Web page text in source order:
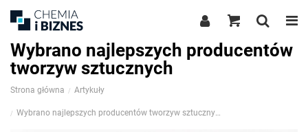
Wybrano najlepszych producentów
tworzyw sztucznych
Strona główna Artykuły
Wybrano najlepszych producentów tworzyw sztucznych